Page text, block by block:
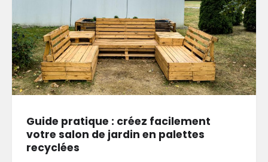
Guide pratique : créez facilement
votre salon de jardin en palettes
recyclées